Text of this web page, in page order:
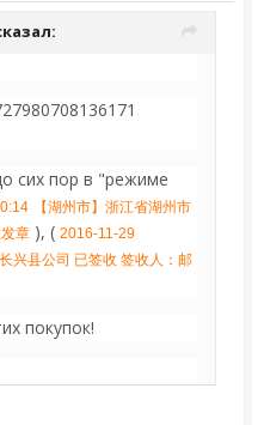
сих пор в "режиме
【湖州市】浙江省湖州市
章 ), ( 2016-11-29
兴县公司 已签收 签收人：邮
покупок!